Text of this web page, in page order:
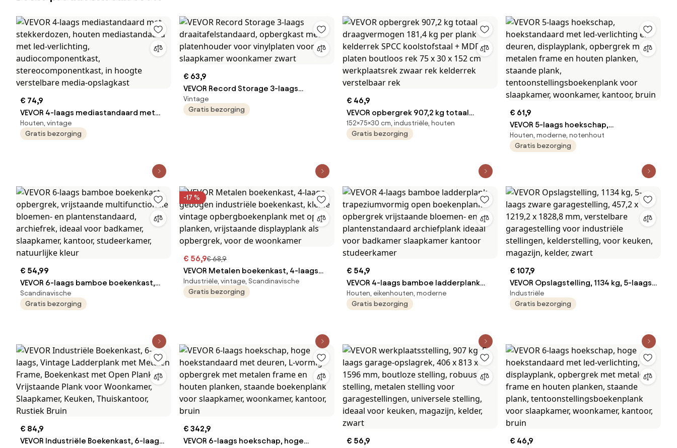
€ 74,9
VEVOR 4-laags mediastandaard met
stekkerdozen, houten mediastandaard
met led-verlichting,
Houten, vintage
Gratis bezorging
€ 63,9
VEVOR Record Storage 3-laags
draaitafelstandaard, opbergkast met
platenhouder voor vinylplaten voor
Vintage
Gratis bezorging
€ 46,9
VEVOR opbergrek 907,2 kg totaal
draagvermogen 181,4 kg per plank
kelderrek SPCC koolstofstaal + MDF-
152×75×30 cm, industriële, houten
Gratis bezorging
€ 61,9
VEVOR 5-laags hoekschap,
hoekstandaard met led-verlichting en
deuren, displayplank, opbergrek met
tentoonstellingsboekenplank voor
slaapkamer, woonkamer, kantoor, bruin
Houten, moderne, notenhout
Gratis bezorging
€ 54,99
VEVOR 6-laags bamboe boekenkast,
opbergrek, vrijstaande
multifunctionele bloemen- en
studeerkamer, natuurlijke kleur
Scandinavische
Gratis bezorging
-17 %
€ 56,9€ 68,9
VEVOR Metalen boekenkast, 4-laags
gebogen industriële boekenkast,
kleine vintage opbergboekenplank
Industriële, vintage, Scandinavische
Gratis bezorging
€ 54,9
VEVOR 4-laags bamboe ladderplank
trapeziumvormig open boekenplank
opbergrek vrijstaande bloemen- en
studeerkamer
Houten, eikenhouten, moderne
Gratis bezorging
€ 107,9
VEVOR Opslagstelling, 1134 kg, 5-laags
zware garagestelling, 457,2 x 1219,2 x
1828,8 mm, verstelbare garagestelling
kelder, zwart
Industriële
Gratis bezorging
€ 84,9
VEVOR Industriële Boekenkast, 6-laags,
€ 342,9
VEVOR 6-laags hoekschap, hoge
€ 56,9 € 46,9